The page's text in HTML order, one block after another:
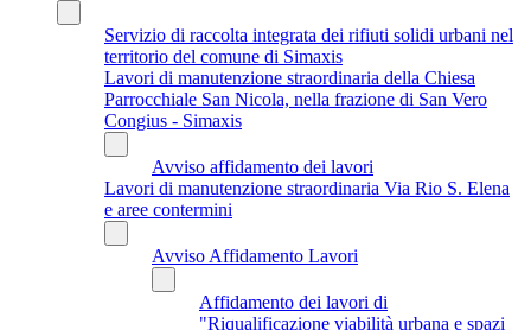
Servizio di raccolta integrata dei rifiuti solidi urbani nel
territorio del comune di Simaxis
Lavori di manutenzione straordinaria della Chiesa
Parrocchiale San Nicola, nella frazione di San Vero
Congius - Simaxis
Avviso affidamento dei lavori
Lavori di manutenzione straordinaria Via Rio S. Elena
e aree contermini
Avviso Affidamento Lavori
Affidamento dei lavori di
"Riqualificazione viabilità urbana e spazi